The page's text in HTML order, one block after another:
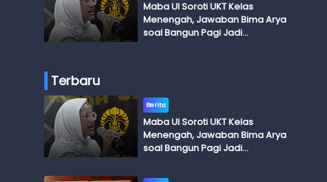
Maba UI Soroti UKT Kelas
Menengah, Jawaban Bima Arya
soal Bangun Pagi Jadi
Terbaru
Berita
Maba UI Soroti UKT Kelas
Menengah, Jawaban Bima Arya
soal Bangun Pagi Jadi